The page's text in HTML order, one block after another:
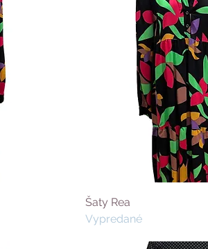
Šaty Rea
Vypredané